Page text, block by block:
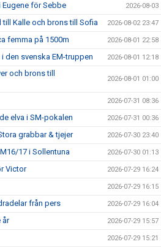
Eugene för Sebbe 2026-08-03
till Kalle och brons till Sofia 2026-08-02 23:47
femma på 1500m 2026-08-01 22:58
den svenska EM-truppen 2026-08-01 12:18
och brons till
2026-08-01 01:00
2026-07-31 08:36
elva i SM-pokalen 2026-07-31 00:36
grabbar & tjejer 2026-07-30 23:40
17 i Sollentuna 2026-07-30 01:13
Victor 2026-07-29 16:24
2026-07-29 16:15
från pers 2026-07-29 16:04
år 2026-07-29 15:57
2026-07-29 15:21